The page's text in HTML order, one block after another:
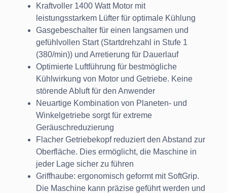
Kraftvoller 1400 Watt Motor mit
leistungsstarkem Lüfter für optimale Kühlung
Gasgebeschalter für einen langsamen und
gefühlvollen Start (Startdrehzahl in Stufe 1
(380/min)) und Arretierung für Dauerlauf
Optimierte Luftführung für bestmögliche
Kühlwirkung von Motor und Getriebe. Keine
störende Abluft für den Anwender
Neuartige Kombination von Planeten- und
Winkelgetriebe sorgt für extreme
Geräuschreduzierung
Flacher Getriebekopf reduziert den Abstand zur
Oberfläche. Dies ermöglicht, die Maschine in
jeder Lage sicher zu führen
Griffhaube: ergonomisch geformt mit SoftGrip.
Die Maschine kann präzise geführt werden und